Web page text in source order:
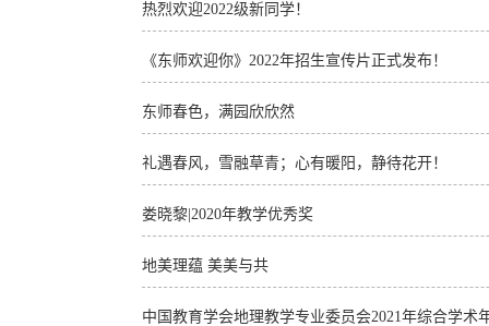
热烈欢迎2022级新同学！
《东师欢迎你》2022年招生宣传片正式发布！
东师春色，满园欣欣然
礼遇春风，雪融草青；心有暖阳，静待花开！
娄晓黎|2020年教学优秀奖
地美理蕴 美美与共
中国教育学会地理教学专业委员会2021年综合学术